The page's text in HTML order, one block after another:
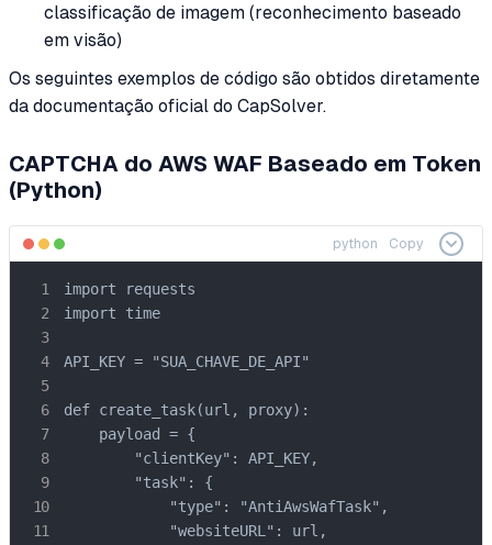
classificação de imagem (reconhecimento baseado
em visão)
Os seguintes exemplos de código são obtidos diretamente
da documentação oficial do CapSolver.
CAPTCHA do AWS WAF Baseado em Token
(Python)
python Copy
import requests
import time
API_KEY = "SUA_CHAVE_DE_API"
def create_task(url, proxy):
    payload = {
        "clientKey": API_KEY,
        "task": {
            "type": "AntiAwsWafTask",
            "websiteURL": url,